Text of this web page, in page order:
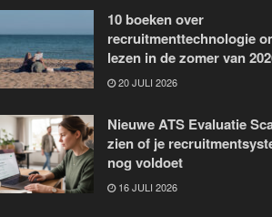
10 boeken over
recruitmenttechnologie
lezen in de zomer van
20 JULI 2026
Nieuwe ATS Evaluatie
zien of je
nog voldoet
16 JULI 2026